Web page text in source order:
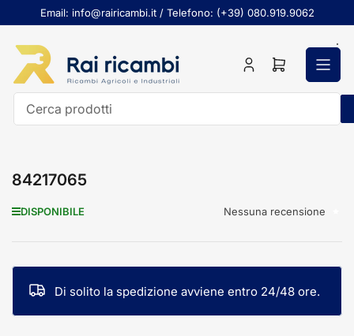
al
contenuto
Email: info@rairicambi.it / Telefono: (+39) 080.919.9062
AccediApri
84217065
DISPONIBILE Nessuna recensione
Di solito la spedizione avviene entro 24/48 ore.